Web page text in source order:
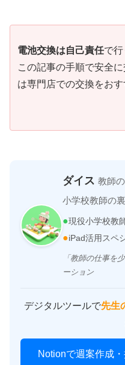
電池交換は自己責任で行
この記事の手順で安全
は専門店での交換をおす
ダイス 教師
小学校教師の
●現役小学校教
●iPad活用スペ
「教師の仕事を
ーション
デジタルツールで先生
Notionで週案作成